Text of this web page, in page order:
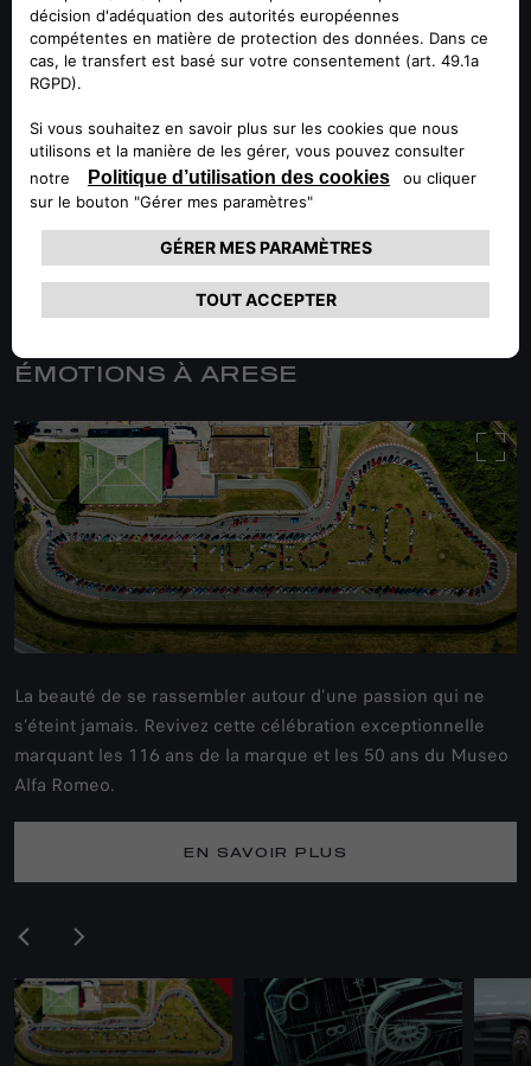
ÉMOTIONS À ARESE
La beauté de se rassembler autour d’une passion qui ne
s’éteint jamais. Revivez cette célébration exceptionnelle
marquant les 116 ans de la marque et les 50 ans du Museo
Alfa Romeo.
EN SAVOIR PLUS